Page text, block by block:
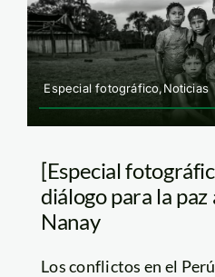
Especial fotográfico,Noticias
[Especial
diálogo para la
Nanay
Los conflictos en el